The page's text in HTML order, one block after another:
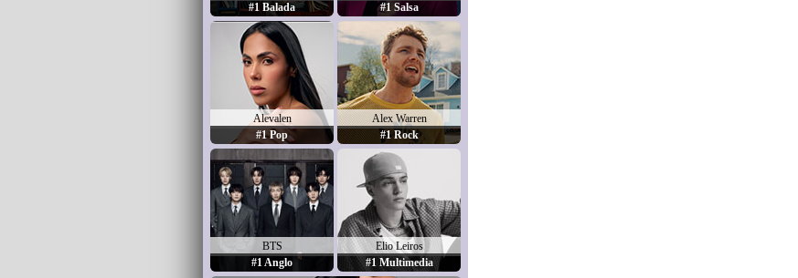
#1 Balada
#1 Salsa
Alevalen
#1 Pop
Alex Warren
#1 Rock
BTS
#1 Anglo
Elio Leiros
#1 Multimedia